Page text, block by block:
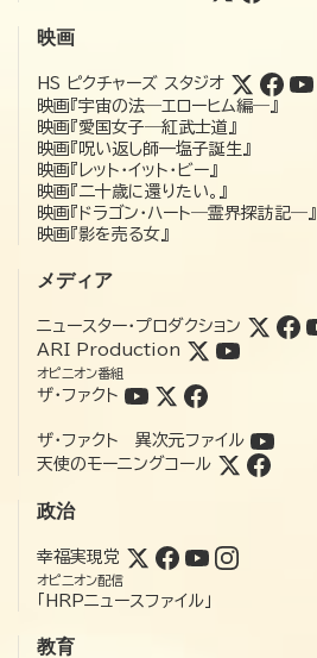
映画
HS ピクチャーズ スタジオ
映画『宇宙の法―エローヒム編―』
映画『愛国女子―紅武士道』
映画『呪い返し師—塩子誕生』
映画『レット・イット・ビー』
映画『二十歳に還りたい。』
映画『ドラゴン・ハート―霊界探訪記―』
映画『影を売る女』
メディア
ニュースター・プロダクション
ARI Production
オピニオン番組
ザ・ファクト
ザ・ファクト 異次元ファイル
天使のモーニングコール
政治
幸福実現党
オピニオン配信
「HRPニュースファイル」
教育